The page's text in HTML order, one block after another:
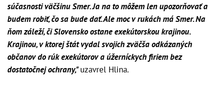
súčasnosti väčšinu Smer. Ja na to môžem len upozorňovať a
budem robiť, čo sa bude dať. Ale moc v rukách má Smer. Na
ňom záleží, či Slovensko ostane exekútorskou krajinou.
Krajinou, v ktorej štát vydal svojich zväčša odkázaných
občanov do rúk exekútorov a úžerníckych firiem bez
dostatočnej ochrany,"uzavrel Hlina.